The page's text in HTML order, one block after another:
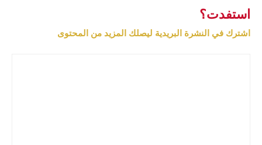
استفدت؟
اشترك في النشرة البريدية ليصلك المزيد من المحتوى